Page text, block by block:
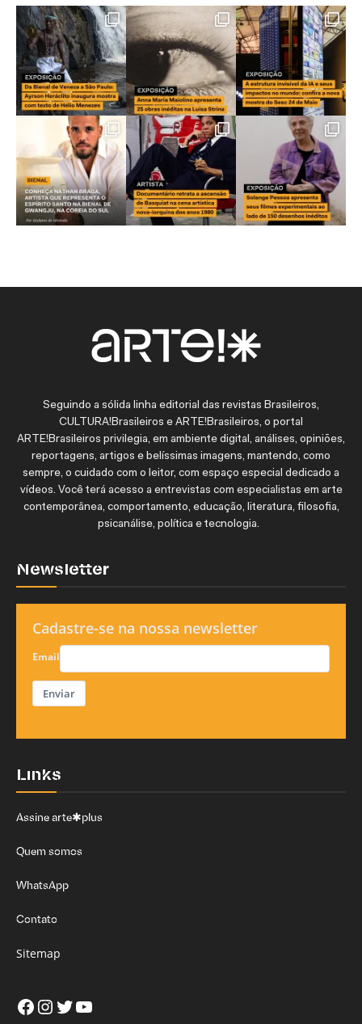
Seguindo a sólida linha editorial das revistas Brasileiros,
CULTURA!Brasileiros e ARTE!Brasileiros, o portal
ARTE!Brasileiros privilegia, em ambiente digital, análises, opiniões,
reportagens, artigos e belíssimas imagens, mantendo, como
sempre, o cuidado com o leitor, com espaço especial dedicado a
vídeos. Você terá acesso a entrevistas com especialistas em arte
contemporânea, comportamento, educação, literatura, filosofia,
psicanálise, política e tecnologia.
Newsletter
Cadastre-se na nossa newsletter
Email
Enviar
Links
Assine arte✱plus
Quem somos
WhatsApp
Contato
Sitemap
Facebook
Instagram
Twitter
Youtube